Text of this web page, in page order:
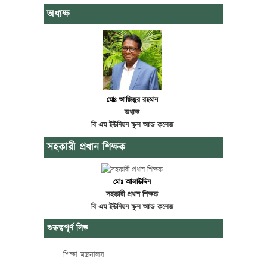
অধ্যক্ষ
মোঃ আজিজুর রহমান
অধ্যক্ষ
বি এম ইউনিয়ন স্কুল অ্যান্ড কলেজ
সহকারী প্রধান শিক্ষক
মোঃ আলাউদ্দিন
সহকারী প্রধান শিক্ষক
বি এম ইউনিয়ন স্কুল অ্যান্ড কলেজ
গুরুত্বপূর্ণ লিঙ্ক
শিক্ষা মন্ত্রনালয়